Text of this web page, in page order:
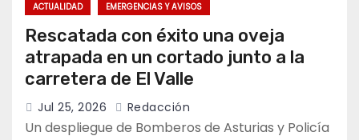
ACTUALIDAD EMERGENCIAS Y AVISOS
Rescatada con éxito una oveja
atrapada en un cortado junto a la
carretera de El Valle
Jul 25, 2026 Redacción
Un despliegue de Bomberos de Asturias y Policía